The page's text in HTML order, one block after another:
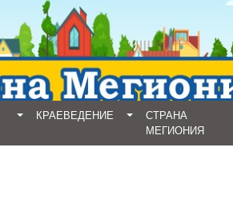
КРАЕВЕДЕНИЕ
СТРАНА
МЕГИОНИЯ